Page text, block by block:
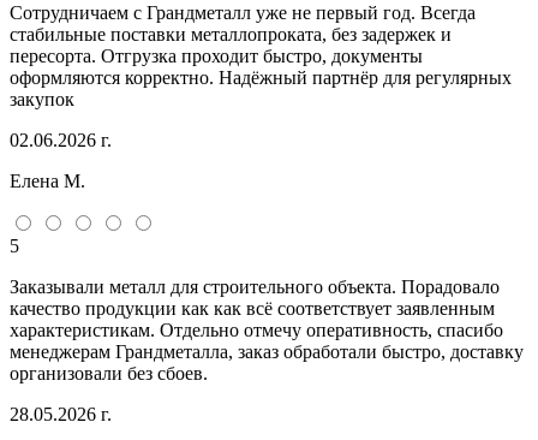
Сотрудничаем с Грандметалл уже не первый год. Всегда
стабильные поставки металлопроката, без задержек и
пересорта. Отгрузка проходит быстро, документы
оформляются корректно. Надёжный партнёр для регулярных
закупок
02.06.2026 г.
Елена М.
5
Заказывали металл для строительного объекта. Порадовало
качество продукции как как всё соответствует заявленным
характеристикам. Отдельно отмечу оперативность, спасибо
менеджерам Грандметалла, заказ обработали быстро, доставку
организовали без сбоев.
28.05.2026 г.